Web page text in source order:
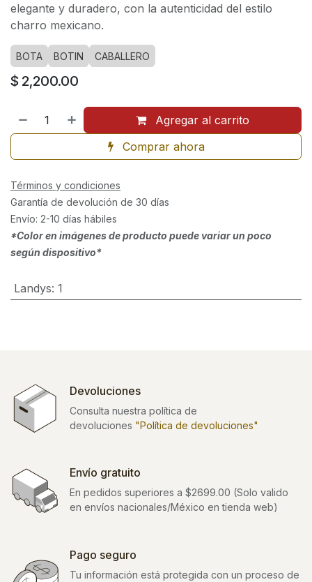
elegante y duradero, con la autenticidad del estilo
charro mexicano.
BOTA BOTIN CABALLERO
$ 2,200.00
Agregar al carrito
Comprar ahora
Términos y condiciones
Garantía de devolución de 30 días
Envío: 2-10 días hábiles
*Color en imágenes de producto puede variar un poco
según dispositivo*
Landys: 1
Devoluciones
Consulta nuestra política de
devoluciones "Política de devoluciones"
Envío gratuito
En pedidos superiores a $2699.00 (Solo valido
en envíos nacionales/México en tienda web)
Pago seguro
Tu información está protegida con un proceso de